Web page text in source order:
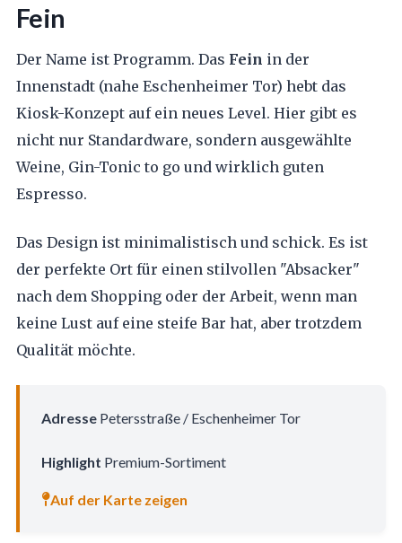
Fein
Der Name ist Programm. Das Fein in der
Innenstadt (nahe Eschenheimer Tor) hebt das
Kiosk-Konzept auf ein neues Level. Hier gibt es
nicht nur Standardware, sondern ausgewählte
Weine, Gin-Tonic to go und wirklich guten
Espresso.
Das Design ist minimalistisch und schick. Es ist
der perfekte Ort für einen stilvollen "Absacker"
nach dem Shopping oder der Arbeit, wenn man
keine Lust auf eine steife Bar hat, aber trotzdem
Qualität möchte.
AdressePetersstraße / Eschenheimer Tor
Highlight Premium-Sortiment
Auf der Karte zeigen